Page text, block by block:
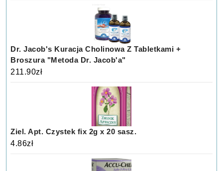
Dr. Jacob's Kuracja Cholinowa Z Tabletkami +
Broszura "Metoda Dr. Jacob'a"
211.90zł
Ziel. Apt. Czystek fix 2g x 20 sasz.
4.86zł